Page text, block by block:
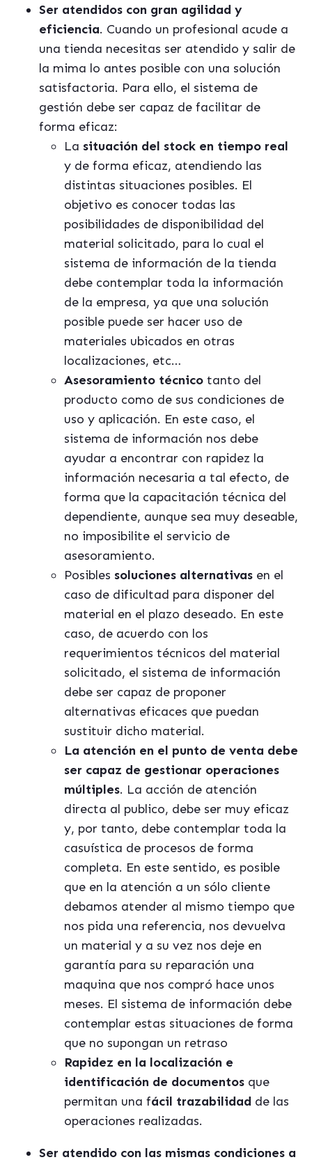
Ser atendidos con gran agilidad y
eficiencia. Cuando un profesional acude a
una tienda necesitas ser atendido y salir de
la mima lo antes posible con una solución
satisfactoria. Para ello, el sistema de
gestión debe ser capaz de facilitar de
forma eficaz:
La situación del stock en tiempo real
y de forma eficaz, atendiendo las
distintas situaciones posibles. El
objetivo es conocer todas las
posibilidades de disponibilidad del
material solicitado, para lo cual el
sistema de información de la tienda
debe contemplar toda la información
de la empresa, ya que una solución
posible puede ser hacer uso de
materiales ubicados en otras
localizaciones, etc…
Asesoramiento técnico tanto del
producto como de sus condiciones de
uso y aplicación. En este caso, el
sistema de información nos debe
ayudar a encontrar con rapidez la
información necesaria a tal efecto, de
forma que la capacitación técnica del
dependiente, aunque sea muy deseable,
no imposibilite el servicio de
asesoramiento.
Posibles soluciones alternativas en el
caso de dificultad para disponer del
material en el plazo deseado. En este
caso, de acuerdo con los
requerimientos técnicos del material
solicitado, el sistema de información
debe ser capaz de proponer
alternativas eficaces que puedan
sustituir dicho material.
La atención en el punto de venta debe
ser capaz de gestionar operaciones
múltiples. La acción de atención
directa al publico, debe ser muy eficaz
y, por tanto, debe contemplar toda la
casuística de procesos de forma
completa. En este sentido, es posible
que en la atención a un sólo cliente
debamos atender al mismo tiempo que
nos pida una referencia, nos devuelva
un material y a su vez nos deje en
garantía para su reparación una
maquina que nos compró hace unos
meses. El sistema de información debe
contemplar estas situaciones de forma
que no supongan un retraso
Rapidez en la localización e
identificación de documentos que
permitan una fácil trazabilidad de las
operaciones realizadas.
Ser atendido con las mismas condiciones a